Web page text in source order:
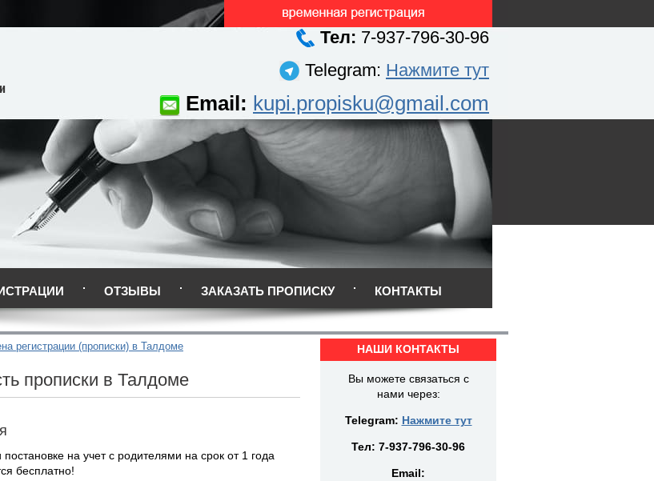
Тел: 7-937-796-30-96
Telegram: Нажмите тут
Email: kupi.propisku@gmail.com
ОТЗЫВЫ ЗАКАЗАТЬ ПРОПИСКУ КОНТАКТЫ
регистрации (прописки) в Талдоме
прописки в Талдоме
на учет с родителями на срок от 1 года
бесплатно!
НАШИ КОНТАКТЫ
Вы можете связаться с
нами через:
Telegram: Нажмите тут
Тел: 7-937-796-30-96
Email: